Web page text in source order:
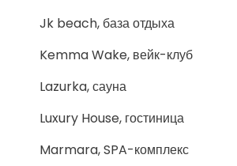
Jk beach, база отдыха
Kemma Wake, вейк-клуб
Lazurka, сауна
Luxury House, гостиница
Marmara, SPA-комплекс